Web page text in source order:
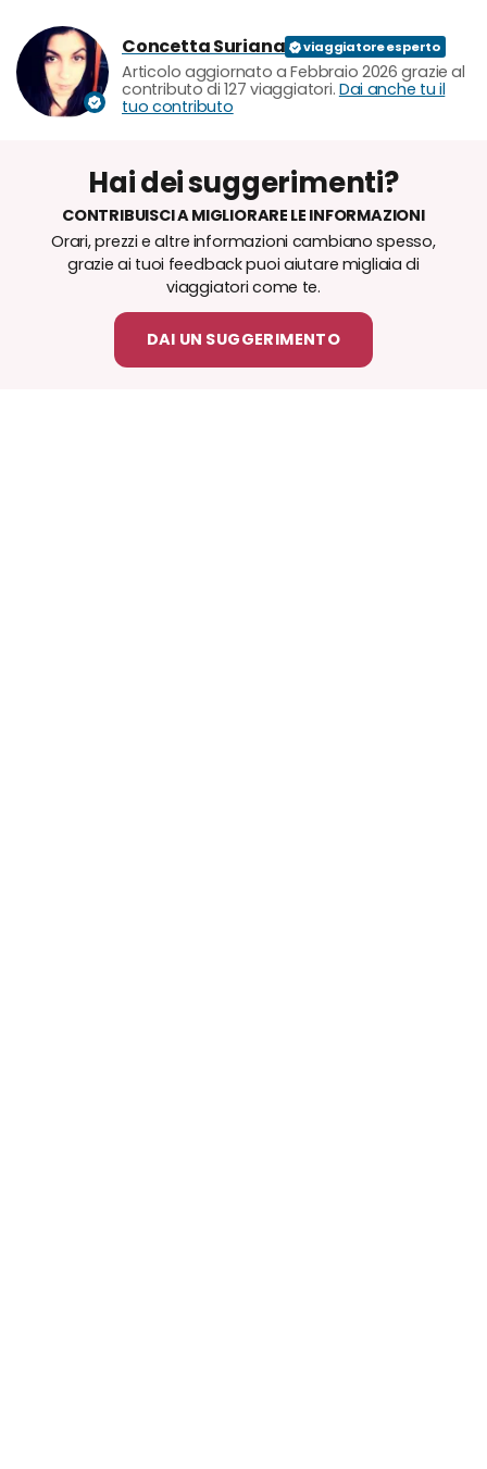
Concetta Suriana
Articolo aggiornato a Febbraio 2026 grazie al
contributo di 127 viaggiatori. Dai anche tu il
tuo contributo
Hai dei suggerimenti?
CONTRIBUISCI A MIGLIORARE LE INFORMAZIONI
Orari, prezzi e altre informazioni cambiano spesso,
grazie ai tuoi feedback puoi aiutare migliaia di
viaggiatori come te.
DAI UN SUGGERIMENTO